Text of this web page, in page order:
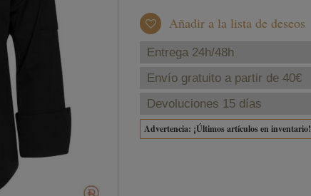
Añadir a la lista de deseos
Entrega 24h/48h
Envío gratuito a partir de 40€
Devoluciones 15 días
Advertencia: ¡Últimos artículos en inventario!